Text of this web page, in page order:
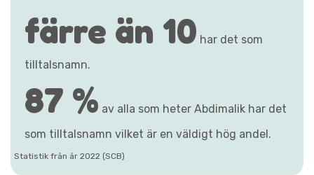
färre än 10 har det som
tilltalsnamn.
87 % av alla som heter Abdimalik har det
som tilltalsnamn vilket är en väldigt hög andel.
Statistik från år 2022 (SCB)